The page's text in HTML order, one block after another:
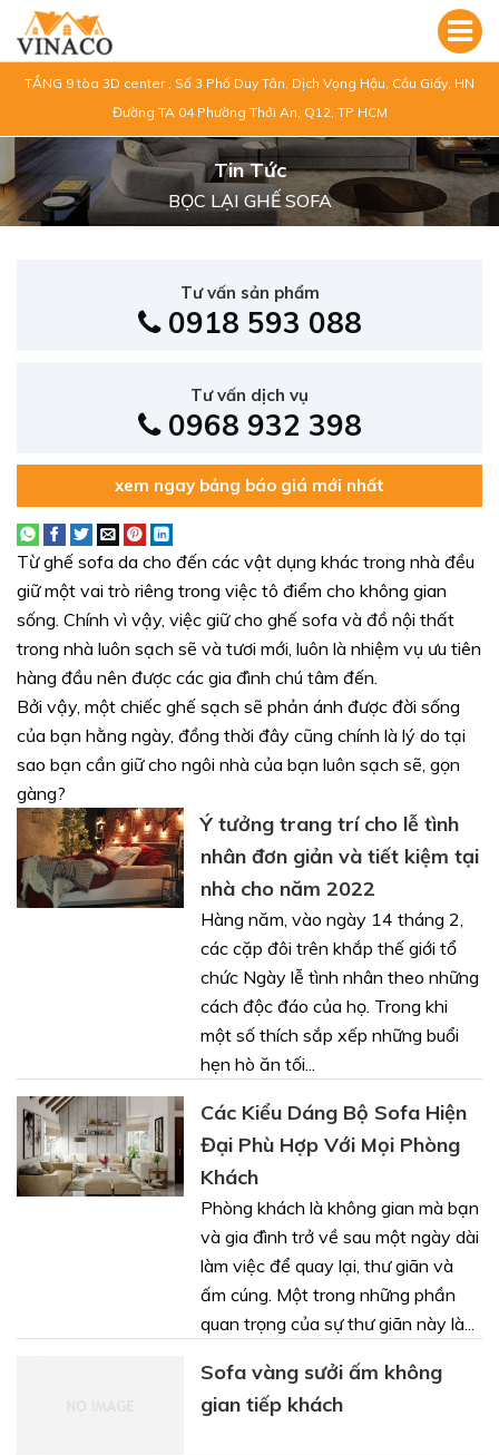
TẦNG 9 tòa 3D center , Số 3 Phố Duy Tân, Dịch Vọng Hậu, Cầu Giấy, HN
Đường TA 04 Phường Thới An, Q12, TP HCM
Tin Tức
BỌC LẠI GHẾ SOFA
Từ ghế sofa da cho đến các vật dụng khác trong nhà đều
giữ một vai trò riêng trong việc tô điểm cho không gian
sống. Chính vì vậy, việc giữ cho ghế sofa và đồ nội thất
trong nhà luôn sạch sẽ và tươi mới, luôn là nhiệm vụ ưu tiên
hàng đầu nên được các gia đình chú tâm đến.
Bởi vậy, một chiếc ghế sạch sẽ phản ánh được đời sống
của bạn hằng ngày, đồng thời đây cũng chính là lý do tại
sao bạn cần giữ cho ngôi nhà của bạn luôn sạch sẽ, gọn
gàng?
Ý tưởng trang trí cho lễ tình
nhân đơn giản và tiết kiệm tại
nhà cho năm 2022
Hàng năm, vào ngày 14 tháng 2,
các cặp đôi trên khắp thế giới tổ
chức Ngày lễ tình nhân theo những
cách độc đáo của họ. Trong khi
một số thích sắp xếp những buổi
hẹn hò ăn tối...
Các Kiểu Dáng Bộ Sofa Hiện
Đại Phù Hợp Với Mọi Phòng
Khách
Phòng khách là không gian mà bạn
và gia đình trở về sau một ngày dài
làm việc để quay lại, thư giãn và
ấm cúng. Một trong những phần
quan trọng của sự thư giãn này là...
Sofa vàng sưởi ấm không
gian tiếp khách
Tư vấn sản phẩm
0918 593 088
Tư vấn dịch vụ
0968 932 398
xem ngay bảng báo giá mới nhất